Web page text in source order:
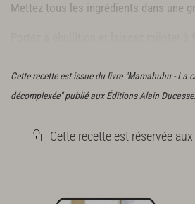
Mettez tous les ingrédients dans une
Cette recette est issue du livre "Mamahuhu - La
décomplexée" publié aux Éditions Alain Ducasse.
Cette recette est réservée